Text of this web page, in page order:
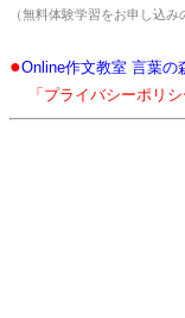
（無料体験学習をお申し込
●Online作文教室 言葉の
「プライバシーポリシ